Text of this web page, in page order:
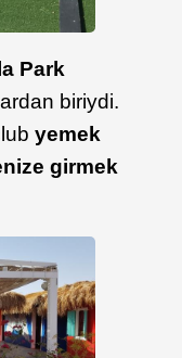
Park
biriydi.
yemek
girmek